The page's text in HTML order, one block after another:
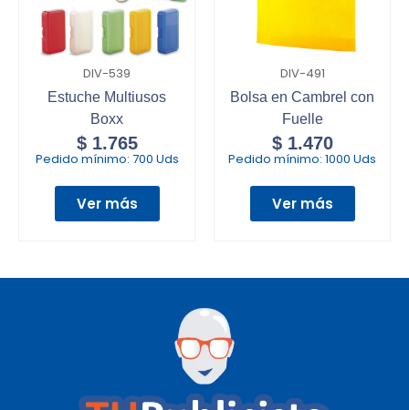
DIV-539
Estuche Multiusos
Boxx
$1.765
Pedido mínimo: 700 Uds
Ver más
DIV-491
Bolsa en Cambrel con
Fuelle
$1.470
Pedido mínimo: 1000 Uds
Ver más